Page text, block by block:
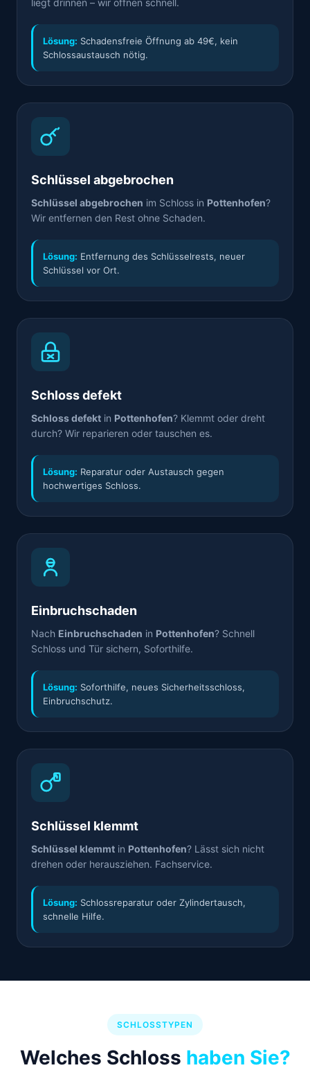
liegt drinnen – wir öffnen schnell.
Lösung: Schadensfreie Öffnung ab 49€, kein
Schlossaustausch nötig.
Schlüssel abgebrochen
Schlüssel abgebrochen im Schloss in Pottenhofen?
Wir entfernen den Rest ohne Schaden.
Lösung: Entfernung des Schlüsselrests, neuer
Schlüssel vor Ort.
Schloss defekt
Schloss defekt in Pottenhofen? Klemmt oder dreht
durch? Wir reparieren oder tauschen es.
Lösung: Reparatur oder Austausch gegen
hochwertiges Schloss.
Einbruchschaden
Nach Einbruchschaden in Pottenhofen? Schnell
Schloss und Tür sichern, Soforthilfe.
Lösung: Soforthilfe, neues Sicherheitsschloss,
Einbruchschutz.
Schlüssel klemmt
Schlüssel klemmt in Pottenhofen? Lässt sich nicht
drehen oder herausziehen. Fachservice.
Lösung: Schlossreparatur oder Zylindertausch,
schnelle Hilfe.
SCHLOSSTYPEN
Welches Schloss haben Sie?